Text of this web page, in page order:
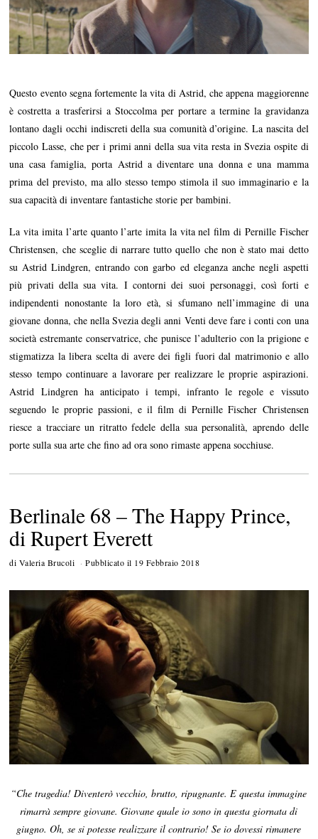
Questo evento segna fortemente la vita di Astrid, che appena maggiorenne
è costretta a trasferirsi a Stoccolma per portare a termine la gravidanza
lontano dagli occhi indiscreti della sua comunità d’origine. La nascita del
piccolo Lasse, che per i primi anni della sua vita resta in Svezia ospite di
una casa famiglia, porta Astrid a diventare una donna e una mamma
prima del previsto, ma allo stesso tempo stimola il suo immaginario e la
sua capacità di inventare fantastiche storie per bambini.
La vita imita l’arte quanto l’arte imita la vita nel film di Pernille Fischer
Christensen, che sceglie di narrare tutto quello che non è stato mai detto
su Astrid Lindgren, entrando con garbo ed eleganza anche negli aspetti
più privati della sua vita. I contorni dei suoi personaggi, così forti e
indipendenti nonostante la loro età, si sfumano nell’immagine di una
giovane donna, che nella Svezia degli anni Venti deve fare i conti con una
società estremante conservatrice, che punisce l’adulterio con la prigione e
stigmatizza la libera scelta di avere dei figli fuori dal matrimonio e allo
stesso tempo continuare a lavorare per realizzare le proprie aspirazioni.
Astrid Lindgren ha anticipato i tempi, infranto le regole e vissuto
seguendo le proprie passioni, e il film di Pernille Fischer Christensen
riesce a tracciare un ritratto fedele della sua personalità, aprendo delle
porte sulla sua arte che fino ad ora sono rimaste appena socchiuse.
Berlinale 68 – The Happy Prince,
di Rupert Everett
di Valeria Brucoli Pubblicato il 19 Febbraio 2018
2
1
8
“Che tragedia! Diventerò vecchio, brutto, ripugnante. E questa immagine
rimarrà sempre giovane. Giovane quale io sono in questa giornata di
giugno. Oh, se si potesse realizzare il contrario! Se io dovessi rimanere